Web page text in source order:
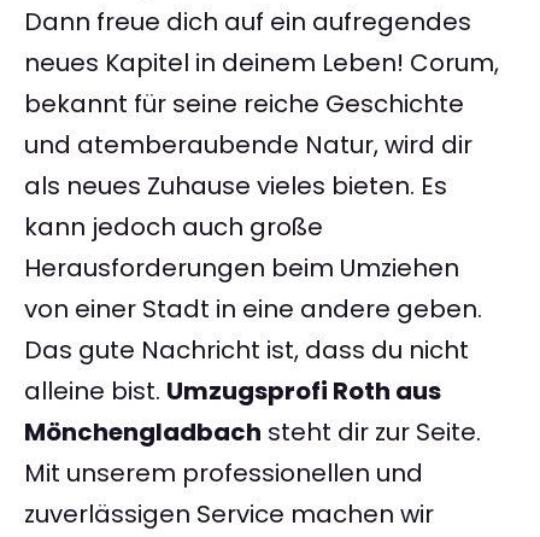
Dann freue dich auf ein aufregendes
neues Kapitel in deinem Leben! Corum,
bekannt für seine reiche Geschichte
und atemberaubende Natur, wird dir
als neues Zuhause vieles bieten. Es
kann jedoch auch große
Herausforderungen beim Umziehen
von einer Stadt in eine andere geben.
Das gute Nachricht ist, dass du nicht
alleine bist. Umzugsprofi Roth aus
Mönchengladbach steht dir zur Seite.
Mit unserem professionellen und
zuverlässigen Service machen wir